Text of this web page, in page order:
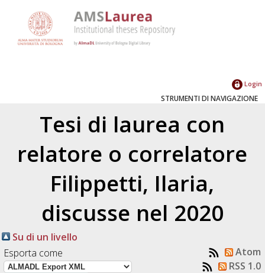
Login
STRUMENTI DI NAVIGAZIONE
Tesi di laurea con
relatore o correlatore
Filippetti, Ilaria,
discusse nel 2020
Su di un livello
Esporta come
Atom
RSS 1.0